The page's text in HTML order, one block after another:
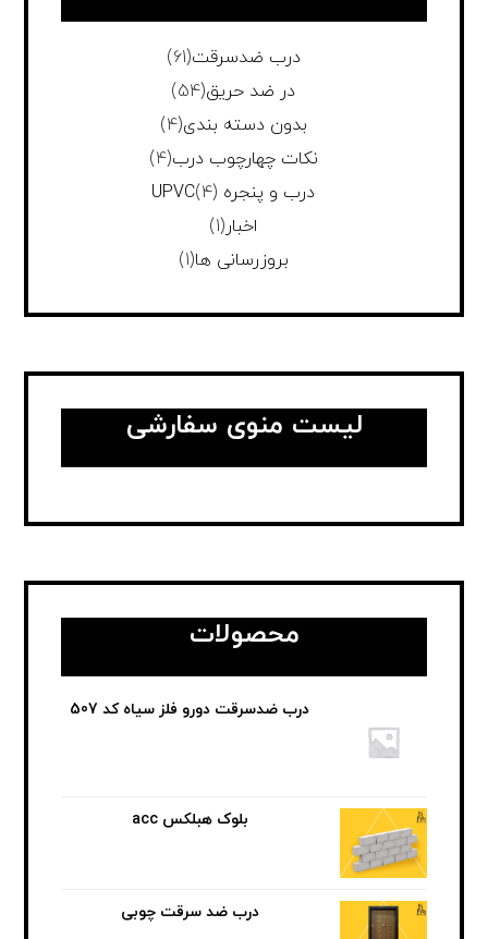
درب ضدسرقت(61)
در ضد حریق(54)
بدون دسته بندی(4)
نکات چهارچوب درب(4)
درب و پنجره UPVC (4)
اخبار(1)
بروزرسانی ها(1)
لیست منوی سفارشی
محصولات
درب ضدسرقت دورو فلز سیاه کد 507
بلوک هبلکس acc
درب ضد سرقت چوبی